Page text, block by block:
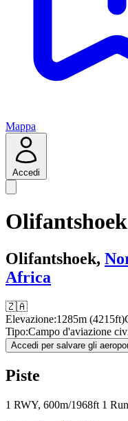
Mappa
Accedi
Olifantshoek,
Africa
🇿🇦
Elevazione:1285m (4215ft)
Tipo:Campo d'aviazione
Accedi per salvare gli
Piste
1 RWY, 600m/1968ft 1